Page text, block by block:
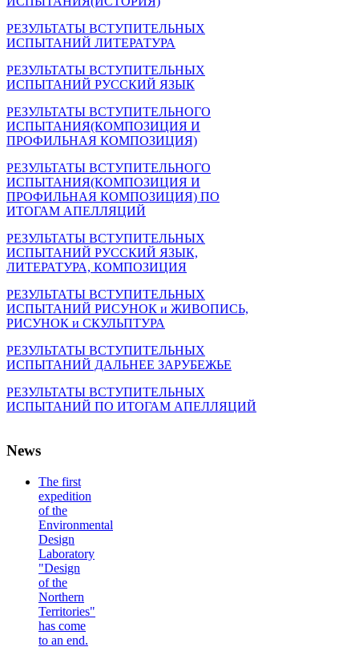
РЕЗУЛЬТАТЫ ВСТУПИТЕЛЬНЫХ
ИСПЫТАНИЙ ЛИТЕРАТУРА
РЕЗУЛЬТАТЫ ВСТУПИТЕЛЬНЫХ
ИСПЫТАНИЙ РУССКИЙ ЯЗЫК
РЕЗУЛЬТАТЫ ВСТУПИТЕЛЬНОГО
ИСПЫТАНИЯ(КОМПОЗИЦИЯ И
ПРОФИЛЬНАЯ КОМПОЗИЦИЯ)
РЕЗУЛЬТАТЫ ВСТУПИТЕЛЬНОГО
ИСПЫТАНИЯ(КОМПОЗИЦИЯ И
ПРОФИЛЬНАЯ КОМПОЗИЦИЯ) ПО
ИТОГАМ АПЕЛЛЯЦИЙ
РЕЗУЛЬТАТЫ ВСТУПИТЕЛЬНЫХ
ИСПЫТАНИЙ РУССКИЙ ЯЗЫК,
ЛИТЕРАТУРА, КОМПОЗИЦИЯ
РЕЗУЛЬТАТЫ ВСТУПИТЕЛЬНЫХ
ИСПЫТАНИЙ РИСУНОК и ЖИВОПИСЬ,
РИСУНОК и СКУЛЬПТУРА
РЕЗУЛЬТАТЫ ВСТУПИТЕЛЬНЫХ
ИСПЫТАНИЙ ДАЛЬНЕЕ ЗАРУБЕЖЬЕ
РЕЗУЛЬТАТЫ ВСТУПИТЕЛЬНЫХ
ИСПЫТАНИЙ ПО ИТОГАМ АПЕЛЛЯЦИЙ
News
The first
expedition
of the
Environmental
Design
Laboratory
"Design
of the
Northern
Territories"
has come
to an end.